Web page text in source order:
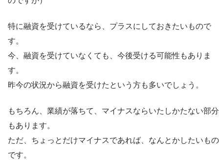
特に融資を受けているなら、プラスにしておきたいもので
す。
今、融資を受けていなくても、今後受ける可能性もありま
す。
昨今の状況から融資を受けたという方も多いでしょう。
もちろん、業績が落ちて、マイナスならいたしかたない部分
もあります。
ただ、ちょっとだけマイナスであれば、なんとかしたいもの
です。